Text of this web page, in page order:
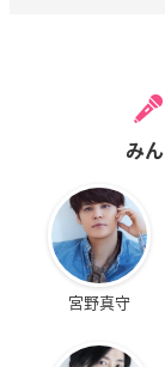
み
宮野真守